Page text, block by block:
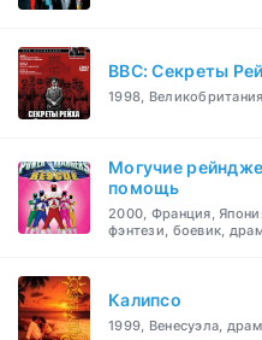
BBC: Секреты
1998,
Могучие
помощь
2000, Франция,
фэнтези, боевик,
Калипсо
1999, Венесуэла,